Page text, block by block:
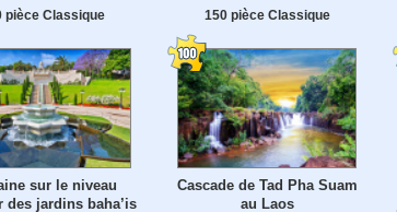
pièce Classique 150 pièce Classique
sur le niveau
des jardins baha’is
Cascade de Tad Pha Suam
au Laos